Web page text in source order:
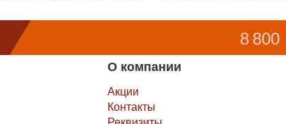
8 800
О компании
Акции
Контакты